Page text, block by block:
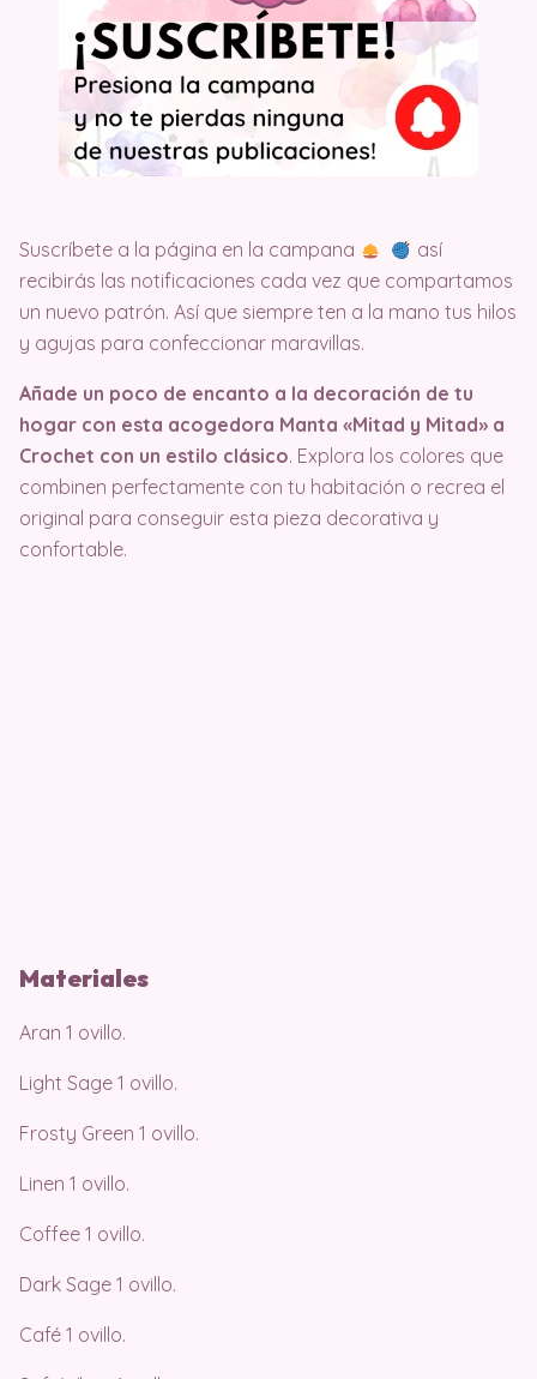
Suscríbete a la página en la campana
así
recibirás las notificaciones cada vez que compartamos
un nuevo patrón. Así que siempre ten a la mano tus hilos
y agujas para confeccionar maravillas.
Añade un poco de encanto a la decoración de tu
hogar con esta acogedora Manta «Mitad y Mitad» a
Crochet con un estilo clásico. Explora los colores que
combinen perfectamente con tu habitación o recrea el
original para conseguir esta pieza decorativa y
confortable.
Materiales
Aran 1 ovillo.
Light Sage 1 ovillo.
Frosty Green 1 ovillo.
Linen 1 ovillo.
Coffee 1 ovillo.
Dark Sage 1 ovillo.
Café 1 ovillo.